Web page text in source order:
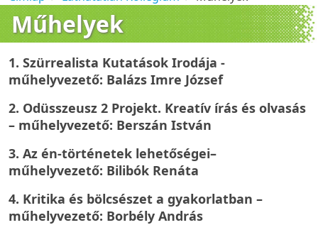
Műhelyek
1. Szürrealista Kutatások Irodája -
műhelyvezető: Balázs Imre József
2. Odüsszeusz 2 Projekt. Kreatív írás és olvasás
– műhelyvezető: Berszán István
3. Az én-történetek lehetőségei–
műhelyvezető: Bilibók Renáta
4. Kritika és bölcsészet a gyakorlatban –
műhelyvezető: Borbély András